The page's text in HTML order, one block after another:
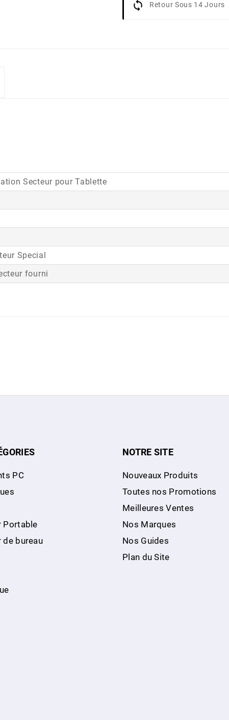
Retour Sous 14 Jours
Secteur pour Tablette
Special
fourni
PC
Portable
de bureau
NOTRE SITE
Nouveaux Produits
Toutes nos Promotions
Meilleures Ventes
Nos Marques
Nos Guides
Plan du Site